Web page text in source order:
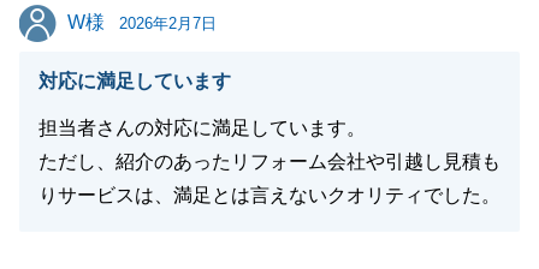
W様
W様 2026年2月7日
対応に満足しています
担当者さんの対応に満足しています。
ただし、紹介のあったリフォーム会社や引越し見積も
りサービスは、満足とは言えないクオリティでした。